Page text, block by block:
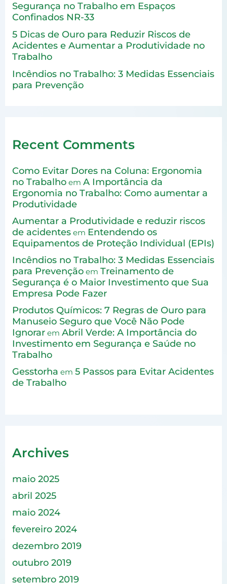
Segurança no Trabalho em Espaços
Confinados NR-33
5 Dicas de Ouro para Reduzir Riscos de
Acidentes e Aumentar a Produtividade no
Trabalho
Incêndios no Trabalho: 3 Medidas Essenciais
para Prevenção
Recent Comments
Como Evitar Dores na Coluna: Ergonomia
no Trabalho emA Importância da
Ergonomia no Trabalho: Como aumentar a
Produtividade
Aumentar a Produtividade e reduzir riscos
de acidentes em Entendendo os
Equipamentos de Proteção Individual (EPIs)
Incêndios no Trabalho: 3 Medidas Essenciais
para Prevenção emTreinamento de
Segurança é o Maior Investimento que Sua
Empresa Pode Fazer
Produtos Químicos: 7 Regras de Ouro para
Manuseio Seguro que Você Não Pode
Ignorar emAbril Verde: A Importância do
Investimento em Segurança e Saúde no
Trabalho
Gesstorha em5 Passos para Evitar Acidentes
de Trabalho
Archives
maio 2025
abril 2025
maio 2024
fevereiro 2024
dezembro 2019
outubro 2019
setembro 2019